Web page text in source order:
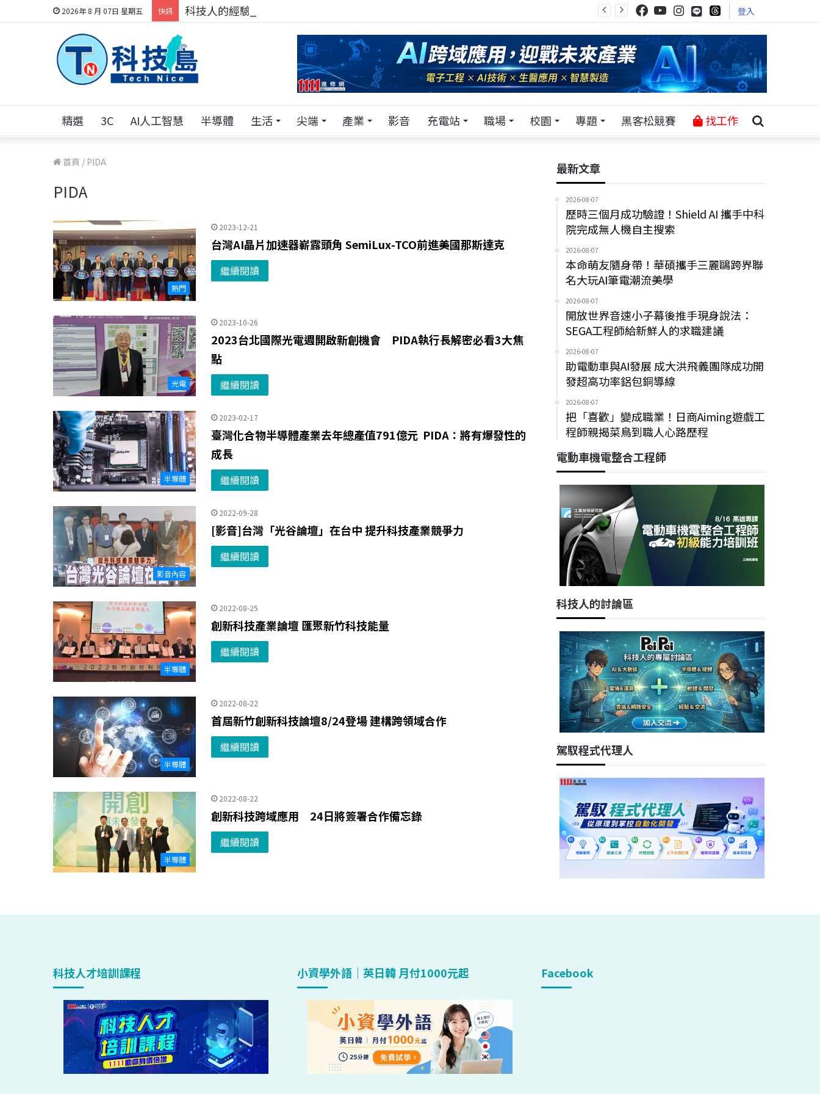
2026年 8 月 07日 星期五 快訊 科技人的經驗傳承地！在 Pei Pei 科技專區，與學弟妹交流最硬核的技術 登入
精選 3C AI人工智慧 半導體 生活 尖端 產業 影音 充電站 職場 校園 專題 黑客松競賽 找工作
首頁 / PIDA
PIDA
熱門
2023-12-21
台灣AI晶片加速器嶄露頭角 SemiLux-TCO前進美國那斯達克
繼續閱讀
光電
2023-10-26
2023台北國際光電週開啟新創機會 PIDA執行長解密必看3大焦
點
繼續閱讀
半導體
2023-02-17
臺灣化合物半導體產業去年總產值791億元 PIDA：將有爆發性的
成長
繼續閱讀
影音內容
2022-09-28
[影音]台灣「光谷論壇」在台中 提升科技產業競爭力
繼續閱讀
半導體
2022-08-25
創新科技產業論壇 匯聚新竹科技能量
繼續閱讀
半導體
2022-08-22
首屆新竹創新科技論壇8/24登場 建構跨領域合作
繼續閱讀
半導體
2022-08-22
創新科技跨域應用 24日將簽署合作備忘錄
繼續閱讀
最新文章
2026-08-07
歷時三個月成功驗證！Shield AI 攜手中科
院完成無人機自主搜索
2026-08-07
本命萌友隨身帶！華碩攜手三麗鷗跨界聯
名大玩AI筆電潮流美學
2026-08-07
開放世界音速小子幕後推手現身說法：
SEGA工程師給新鮮人的求職建議
2026-08-07
助電動車與AI發展 成大洪飛義團隊成功開
發超高功率鋁包銅導線
2026-08-07
把「喜歡」變成職業！日商Aiming遊戲工
程師親揭菜鳥到職人心路歷程
電動車機電整合工程師
科技人的討論區
駕馭程式代理人
科技人才培訓課程 小資學外語｜英日韓 月付1000元起 Facebook